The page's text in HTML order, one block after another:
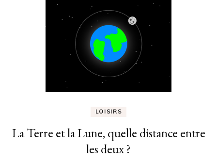
LOISIRS
La Terre et la Lune, quelle distance entre
les deux ?